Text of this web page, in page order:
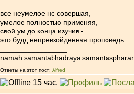
все неумелое не совершая,
умелое полностью применяя,
свой ум до конца изучив -
это будд непревзойденная проповедь
namaḥ samantabhadrāya
Ответы на этот пост: Alfred